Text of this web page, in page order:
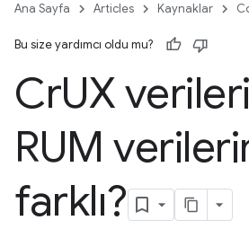
Ana Sayfa Articles Kaynaklar
Bu size yardımcı oldu mu?
CrUX
RUM
farklı?